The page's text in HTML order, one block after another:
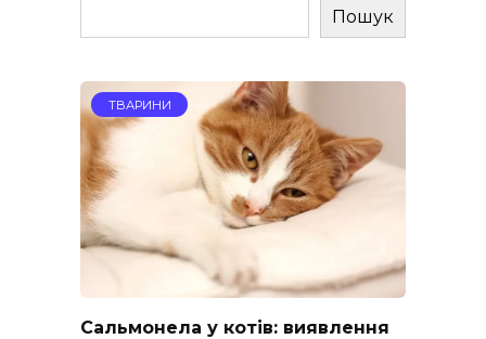
Пошук
ТВАРИНИ
Сальмонела у котів: виявлення